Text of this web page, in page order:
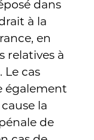
dans
à la
en
relatives à
Le cas
également
la
de